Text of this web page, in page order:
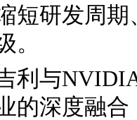
短研发周
。
利与
的深度融